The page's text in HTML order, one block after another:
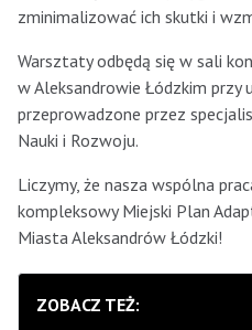
zminimalizować ich skutki i
Warsztaty odbędą się w sali
w Aleksandrowie Łódzkim przy
przeprowadzone przez
Nauki i Rozwoju.
Liczymy, że nasza wspólna
kompleksowy Miejski Plan
Miasta Aleksandrów Łódzki!
ZOBACZ TEŻ: